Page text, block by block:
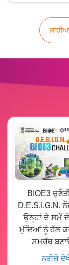
BIOE3
D.E.S.I.G.N.
ਉਨ੍ਹਾਂ ਦੇ ਸਮੇਂ
ਮੁੱਦਿਆਂ ਨੂੰ ਹੱਲ
ਸਮਰੱਥ
ਨਤੀਜੇ